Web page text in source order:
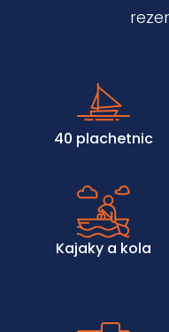
40 plachetnic
Kajaky a kola